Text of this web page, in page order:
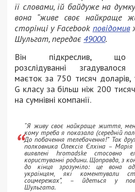
її словами, їй байдуже на
вона “живе своє найкраще
сторінці у Facebook повідомив
Шульгат, передає 49000.
Він підкреслив,
розслідуванні
маєток за 750 тисяч доларів,
G класу за більш ніж 200
на сумнівні компанії.
“Я живу своє найкраще життя,
кому треба я показала (середній
До побачення телебачення!” Так
полковника Олексія Єлхіна –
виявлені hromadske стосовно
користуванні родини. Щоправда, з
до кінця зрозуміло: це вона
українцям, які коментували
соцмережах”, – йдеться у
Шульгата.